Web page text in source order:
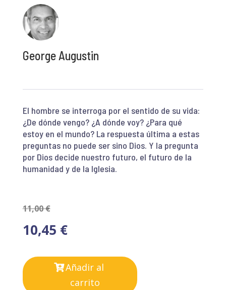
George Augustin
El hombre se interroga por el sentido de su vida:
¿De dónde vengo? ¿A dónde voy? ¿Para qué
estoy en el mundo? La respuesta última a estas
preguntas no puede ser sino Dios. Y la pregunta
por Dios decide nuestro futuro, el futuro de la
humanidad y de la Iglesia.
11,00€
10,45 €
Añadir al
carrito